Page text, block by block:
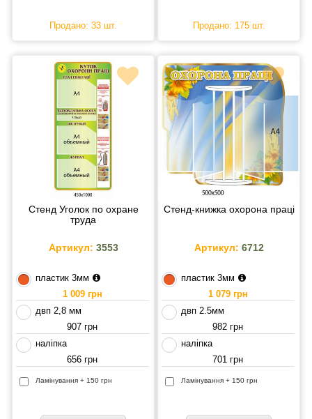
Продано: 33 шт. Продано: 175 шт.
Стенд Уголок по охране
труда
Артикул: 3553
пластик 3мм
1 009 грн
двп 2,8 мм
907 грн
наліпка
656 грн
Ламінування + 150 грн
Стенд-книжка охорона праці
Артикул: 6712
пластик 3мм
1 079 грн
двп 2.5мм
982 грн
наліпка
701 грн
Ламінування + 150 грн